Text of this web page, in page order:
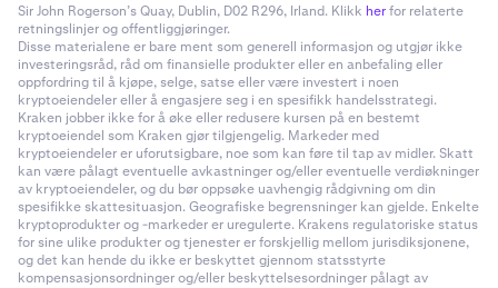
Sir John Rogerson’s Quay, Dublin, D02 R296, Irland. Klikk herfor relaterte
retningslinjer og offentliggjøringer.
Disse materialene er bare ment som generell informasjon og utgjør ikke
investeringsråd, råd om finansielle produkter eller en anbefaling eller
oppfordring til å kjøpe, selge, satse eller være investert i noen
kryptoeiendeler eller å engasjere seg i en spesifikk handelsstrategi.
Kraken jobber ikke for å øke eller redusere kursen på en bestemt
kryptoeiendel som Kraken gjør tilgjengelig. Markeder med
kryptoeiendeler er uforutsigbare, noe som kan føre til tap av midler. Skatt
kan være pålagt eventuelle avkastninger og/eller eventuelle verdiøkninger
av kryptoeiendeler, og du bør oppsøke uavhengig rådgivning om din
spesifikke skattesituasjon. Geografiske begrensninger kan gjelde. Enkelte
kryptoprodukter og -markeder er uregulerte. Krakens regulatoriske status
for sine ulike produkter og tjenester er forskjellig mellom jurisdiksjonene,
og det kan hende du ikke er beskyttet gjennom statsstyrte
kompensasjonsordninger og/eller beskyttelsesordninger pålagt av